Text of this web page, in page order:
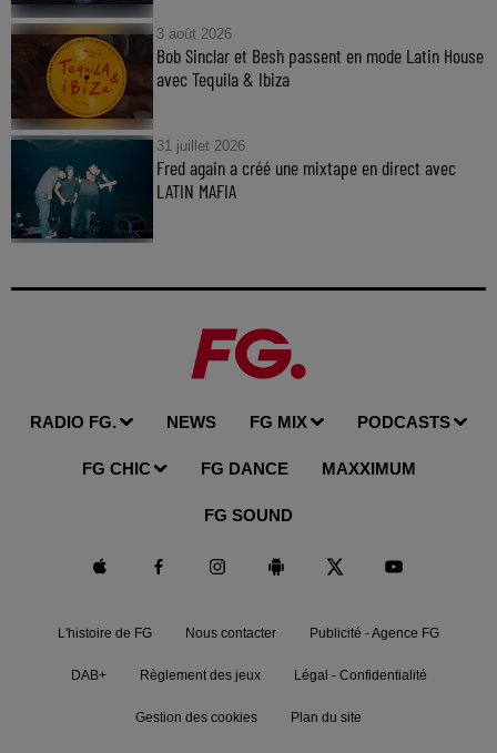
3 août 2026
Bob Sinclar et Besh passent en mode Latin House
avec Tequila & Ibiza
31 juillet 2026
Fred again a créé une mixtape en direct avec
LATIN MAFIA
RADIO FG. NEWS FG MIX PODCASTS
FG CHIC FG DANCE MAXXIMUM
FG SOUND
L'histoire de FG Nous contacter Publicité - Agence FG
DAB+ Règlement des jeux Légal - Confidentialité
Gestion des cookies Plan du site